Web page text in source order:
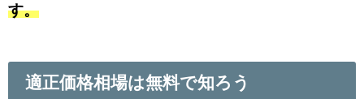
す。
適正価格相場は無料で知ろう